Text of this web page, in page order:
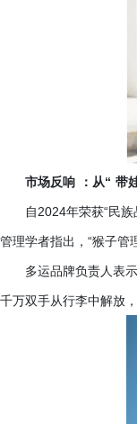
市场反响 ：从“ 带
自2024年荣获“民
管理学者指出，“猴子管
多运品牌负责人表示
千万双手从行李中解放